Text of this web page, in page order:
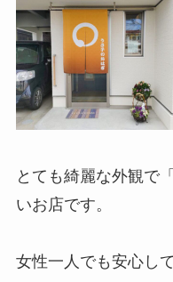
とても綺麗な外観で
いお店です。
女性一人でも安心し